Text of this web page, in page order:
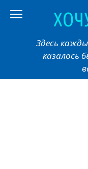
Здесь
казалось